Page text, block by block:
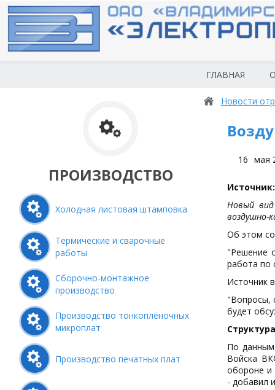
ГЛАВНАЯ
ПРОИЗВОДСТВО
Холодная листовая штамповка
Термические и сварочные
работы
Сборочно-монтажное
производство
Производство тонкоплёночных
микроплат
Производство печатных плат
Новости
16 мая
Новый
воздушно-
Об этом
"Решение
работа по
Источник
"Вопросы,
будет
По
Войска
обороне и
- добавил